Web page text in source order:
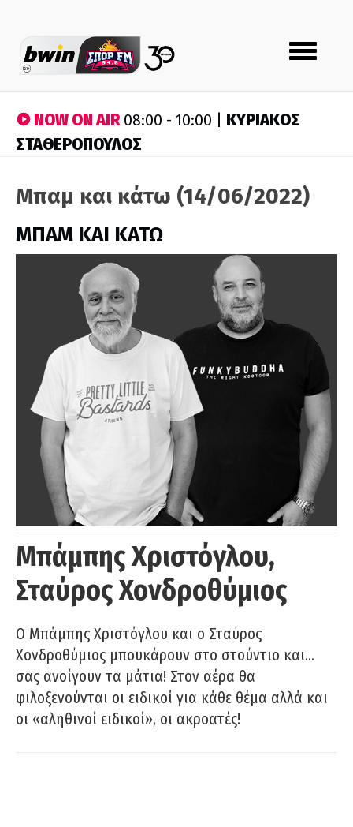
Toggle
navigation
NOW ON AIR08:00 - 10:00 | ΚΥΡΙΑΚΟΣ
ΣΤΑΘΕΡΟΠΟΥΛΟΣ
Μπαμ και κάτω (14/06/2022)
ΜΠΑΜ ΚΑΙ ΚΑΤΩ
Μπάμπης Χριστόγλου,
Σταύρος Χονδροθύμιος
O Μπάμπης Χριστόγλου και ο Σταύρος
Χονδροθύμιος μπουκάρουν στο στούντιο και…
σας ανοίγουν τα μάτια! Στον αέρα θα
φιλοξενούνται οι ειδικοί για κάθε θέμα αλλά και
οι «αληθινοί ειδικοί», οι ακροατές!